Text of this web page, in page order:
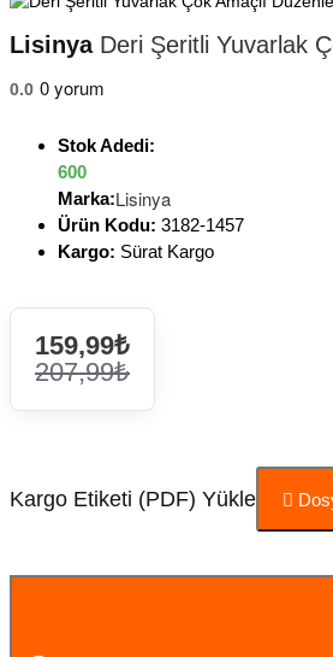
LisinyaDeri Şeritli Yuvarlak
0.0 0 yorum
Stok Adedi:
600
Marka:Lisinya
Ürün Kodu: 3182-1457
Kargo: Sürat Kargo
159,99₺
207,99₺
Kargo Etiketi (PDF) Yükle